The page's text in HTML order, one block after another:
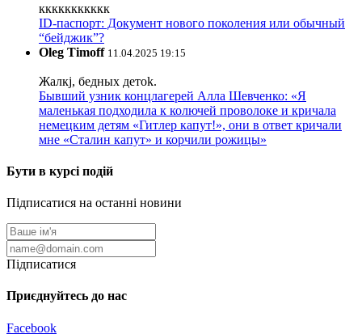
ккккккккккк
ID-паспорт: Документ нового поколения или обычный
“бейджик”?
Oleg Timoff 11.04.2025 19:15
Жалкj, бедных детok.
Бывший узник концлагерей Алла Шевченко: «Я
маленькая подходила к колючей проволоке и кричала
немецким детям «Гитлер капут!», они в ответ кричали
мне «Сталин капут» и корчили рожицы»
Бути в курсі подій
Підписатися на останні новини
Підписатися
Приєднуйтесь до нас
Facebook